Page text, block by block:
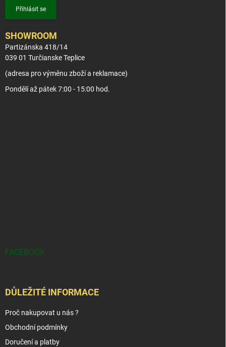
Přihlásit se
SHOWROOM
Partizánska 418/14
039 01 Turčianske Teplice
(adresa pro výměnu zboží a reklamace)
Pondělí až pátek 7:00 - 15:00 hod.
FACEBOOK
DŮLEŽITÉ INFORMACE
Proč nakupovat u nás ?
Obchodní podmínky
Doručení a platby